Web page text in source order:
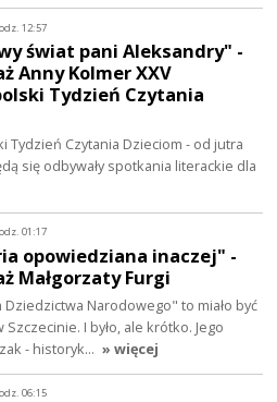
12:57
świat pani Aleksandry" -
Anny Kolmer XXV
Tydzień Czytania
Tydzień Czytania Dzieciom - od jutra
się odbywały spotkania literackie dla
01:17
opowiedziana inaczej" -
Małgorzaty Furgi
Narodowego" to miało być
I było, ale krótko. Jego
- historyk… » więcej
06:15